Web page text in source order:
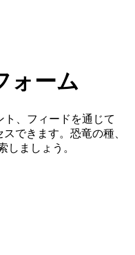
ォーム
ト、フィードを通じて
できます。恐竜の種、
しましょう。